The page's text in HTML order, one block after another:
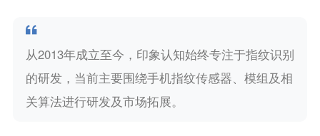
从2013年成立至今，印象认知始终专注于指纹识别
的研发，当前主要围绕手机指纹传感器、模组及相
关算法进行研发及市场拓展。